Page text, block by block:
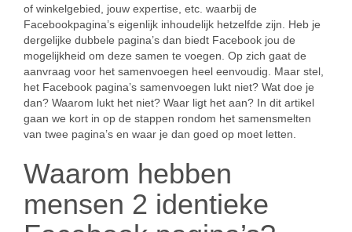
of winkelgebied, jouw expertise, etc. waarbij de
Facebookpagina’s eigenlijk inhoudelijk hetzelfde zijn. Heb je
dergelijke dubbele pagina’s dan biedt Facebook jou de
mogelijkheid om deze samen te voegen. Op zich gaat de
aanvraag voor het samenvoegen heel eenvoudig. Maar stel,
het Facebook pagina’s samenvoegen lukt niet? Wat doe je
dan? Waarom lukt het niet? Waar ligt het aan? In dit artikel
gaan we kort in op de stappen rondom het samensmelten
van twee pagina’s en waar je dan goed op moet letten.
Waarom hebben
mensen 2 identieke